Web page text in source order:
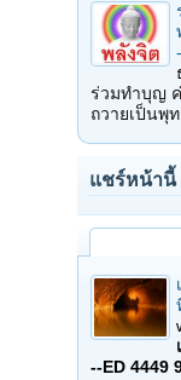
ร่วมทำบุญ
ถวายเป็นพุ
แชร์หน้านี้
--ED 4449